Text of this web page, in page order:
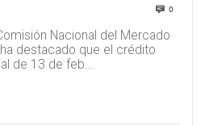
0
Nacional del Mercado
destacado que el crédito
de 13 de feb...